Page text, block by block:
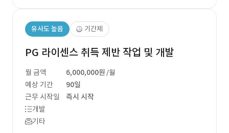
유사도 높음 기간제
PG 라이센스 취득 제반 작업 및 개발
월 금액 6,000,000원 /월
예상 기간
90일
근무 시작일
즉시 시작
개발
기타